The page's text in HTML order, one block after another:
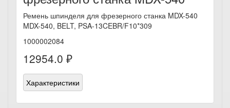
Ремень шпинделя для фрезерного станка MDX-540
MDX-540, BELT, PSA-13CEBR/F10*309
1000002084
12954.0 ₽
Характеристики